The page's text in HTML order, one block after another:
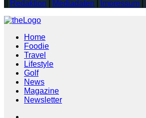
Redaktion Mediadaten Impressum
Home
Foodie
Travel
Lifestyle
Golf
News
Magazine
Newsletter